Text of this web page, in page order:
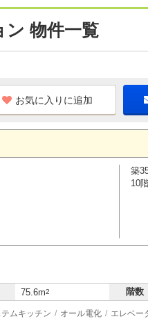
ン 物件一覧
お気に入りに追加
築
10
75.6m2 階数
テムキッチン オール電化 エレベー